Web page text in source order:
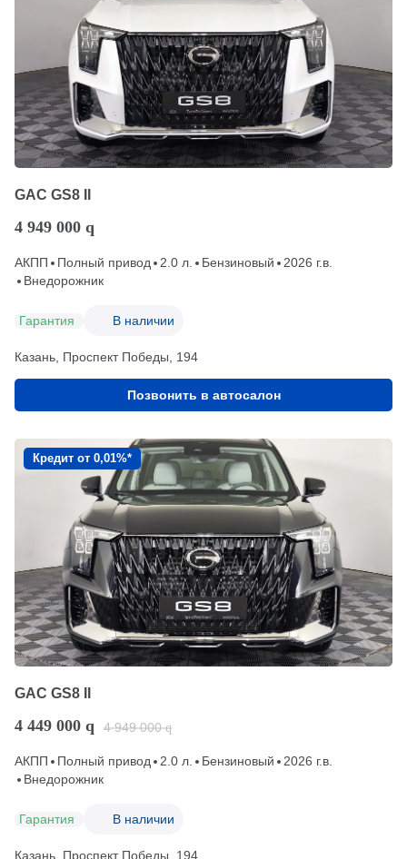
GAC GS8 II
4 949 000 q
АКПП Полный привод 2.0 л. Бензиновый
2026 г.в.
Внедорожник
Гарантия В наличии
Казань, Проспект Победы, 194
Позвонить в автосалон
Кредит от 0,01%*
GAC GS8 II
4 449 000 q 4 949 000 q
АКПП Полный привод 2.0 л. Бензиновый
2026 г.в.
Внедорожник
Гарантия В наличии
Казань, Проспект Победы, 194